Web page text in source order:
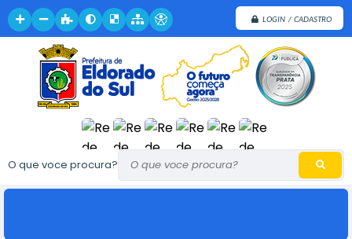
LOGIN / CADASTRO
O que voce procura?